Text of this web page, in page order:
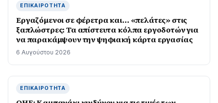
ΕΠΙΚΑΙΡΌΤΗΤΑ
Εργαζόμενοι σε φέρετρα και… «πελάτες» στις
ξαπλώστρες: Τα απίστευτα κόλπα εργοδοτών για
να παρακάμψουν την ψηφιακή κάρτα εργασίας
6 Αυγούστου 2026
ΕΠΙΚΑΙΡΌΤΗΤΑ